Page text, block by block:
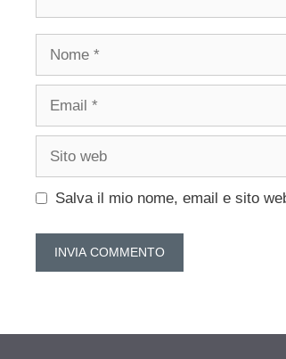
Nome
Email
Sito
Salva il mio nome, email e sito